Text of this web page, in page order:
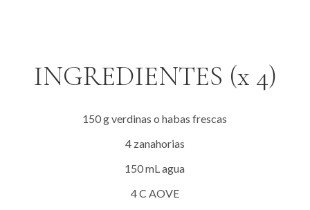
INGREDIENTES (x 4)
150 g verdinas o habas frescas
4 zanahorias
150 mL agua
4 C AOVE